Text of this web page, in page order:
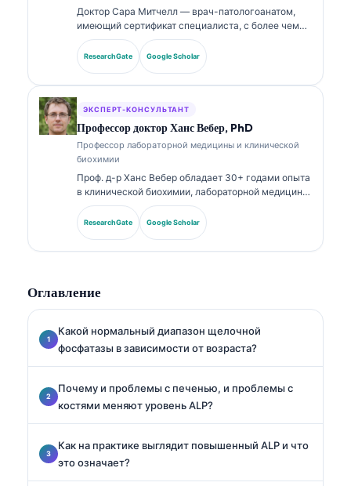
Доктор Сара Митчелл — врач-патологоанатом,
имеющий сертификат специалиста, с более чем
18-летним опытом в лабораторной медицине и
диагностическом анализе. Она имеет профильные
сертификаты по клинической химии и широко
ResearchGate Google Scholar
ЭКСПЕРТ-КОНСУЛЬТАНТ
Профессор доктор Ханс Вебер, PhD
Профессор лабораторной медицины и клинической
биохимии
Проф. д-р Ханс Вебер обладает 30+ годами опыта
в клинической биохимии, лабораторной медицине
и исследованиях биомаркеров. Бывший президент
Немецкого общества клинической химии, он
специализируется на анализе диагностических
ResearchGate Google Scholar
Оглавление
Какой нормальный диапазон щелочной
фосфатазы в зависимости от возраста?
Почему и проблемы с печенью, и проблемы с
костями меняют уровень ALP?
Как на практике выглядит повышенный ALP и что
это означает?